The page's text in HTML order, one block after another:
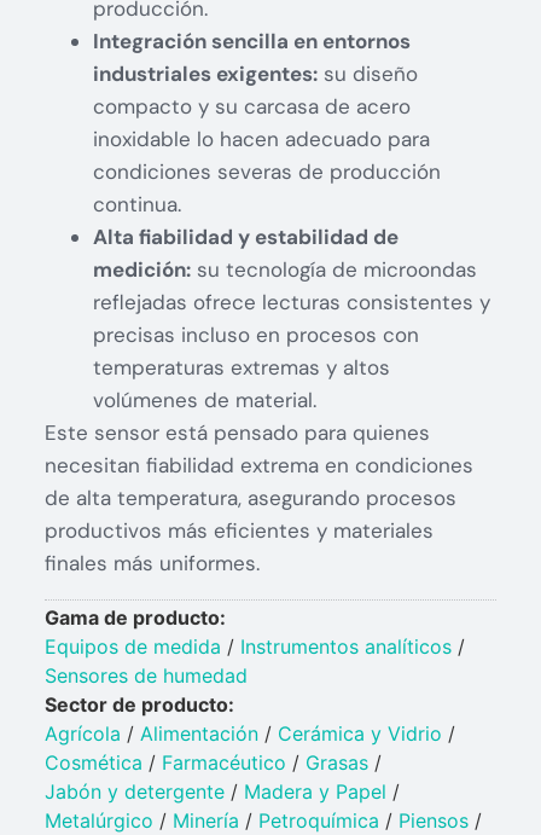
producción.
Integración sencilla en entornos
industriales exigentes:su diseño
compacto y su carcasa de acero
inoxidable lo hacen adecuado para
condiciones severas de producción
continua.
Alta fiabilidad y estabilidad de
medición:su tecnología de microondas
reflejadas ofrece lecturas consistentes y
precisas incluso en procesos con
temperaturas extremas y altos
volúmenes de material.
Este sensor está pensado para quienes
necesitan fiabilidad extrema en condiciones
de alta temperatura, asegurando procesos
productivos más eficientes y materiales
finales más uniformes.
Gama de producto:
Equipos de medida / Instrumentos analíticos/
Sensores de humedad
Sector de producto:
Agrícola / Alimentación/ Cerámica y Vidrio​ /
Cosmética / Farmacéutico / Grasas/
Jabón y detergente​/ Madera y Papel /
Metalúrgico / Minería / Petroquímica​ / Piensos/